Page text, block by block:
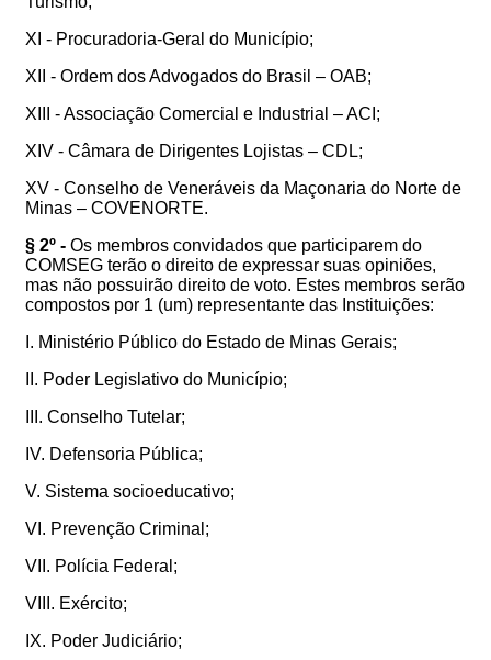
XI - Procuradoria-Geral do Município;
XII - Ordem dos Advogados do Brasil – OAB;
XIII - Associação Comercial e Industrial – ACI;
XIV - Câmara de Dirigentes Lojistas – CDL;
XV - Conselho de Veneráveis da Maçonaria do Norte de
Minas – COVENORTE.
§ 2º - Os membros convidados que participarem do
COMSEG terão o direito de expressar suas opiniões,
mas não possuirão direito de voto. Estes membros serão
compostos por 1 (um) representante das Instituições:
I. Ministério Público do Estado de Minas Gerais;
II. Poder Legislativo do Município;
III. Conselho Tutelar;
IV. Defensoria Pública;
V. Sistema socioeducativo;
VI. Prevenção Criminal;
VII. Polícia Federal;
VIII. Exército;
IX. Poder Judiciário;